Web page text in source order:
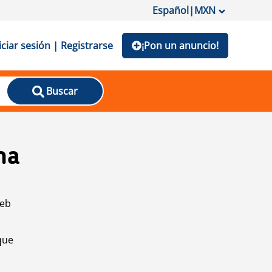
Español|MXN
sesión | Registrarse ¡Pon un anuncio!
Buscar